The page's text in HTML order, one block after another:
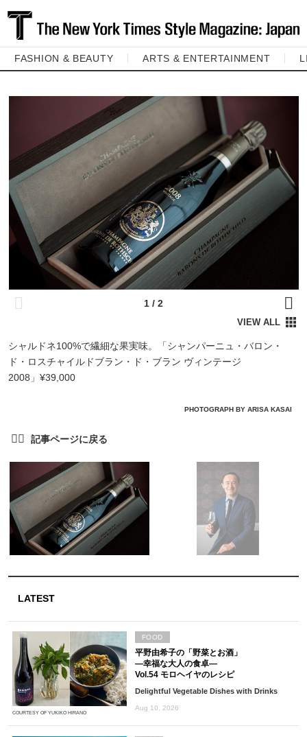
FASHION & BEAUTY ARTS & ENTERTAINMENT
シャルドネ100%で繊細な果実味。「シャンパーニュ・バロン・
ド・ロスチャイルドブラン・ド・ブラン ヴィンテージ
2008」¥39,000
PHOTOGRAPH BY ARISA KASAI
LATEST
COURTESY OF YUKIKO HIRANO
平野由希子の「野菜とお酒」
―幸福な大人の食卓―
Vol.54 モロヘイヤのレシピ
Delightful Vegetable Dishes with Drinks
Aug 10, 2026
FOOD